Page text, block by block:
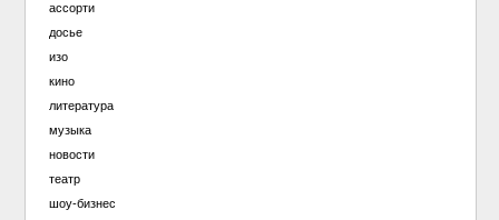
ассорти
досье
изо
кино
литература
музыка
новости
театр
шоу-бизнес